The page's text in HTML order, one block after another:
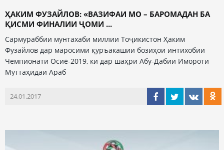
ҲАКИМ ФУЗАЙЛОВ: «ВАЗИФАИ МО – БАРОМАДАН БА
ҚИСМИ ФИНАЛИИ ҶОМИ ...
Сармураббии мунтахаби миллии Тоҷикистон Ҳаким
Фузайлов дар маросими қуръакашии бозиҳои интихобии
Чемпионати Осиё-2019, ки дар шаҳри Абу-Дабии Имороти
Муттаҳидаи Араб
24.01.2017